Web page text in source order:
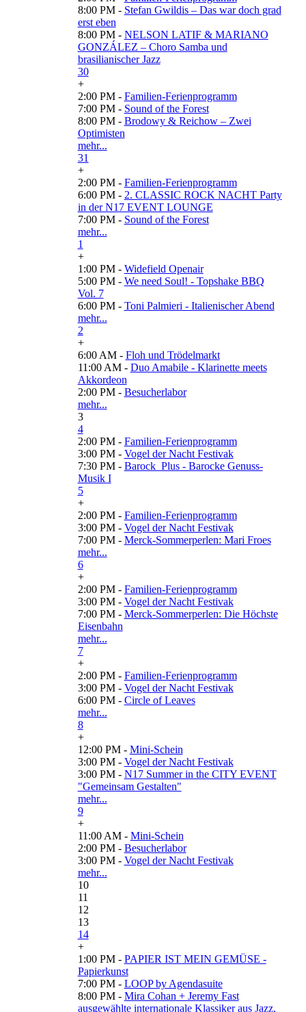
8:00 PM - Stefan Gwildis – Das war doch grad
erst eben
8:00 PM - NELSON LATIF & MARIANO
GONZÁLEZ – Choro Samba und
brasilianischer Jazz
30
+
2:00 PM - Familien-Ferienprogramm
7:00 PM - Sound of the Forest
8:00 PM - Brodowy & Reichow – Zwei
Optimisten
mehr...
31
+
2:00 PM - Familien-Ferienprogramm
6:00 PM - 2. CLASSIC ROCK NACHT Party
in der N17 EVENT LOUNGE
7:00 PM - Sound of the Forest
mehr...
1
+
1:00 PM - Widefield Openair
5:00 PM - We need Soul! - Topshake BBQ
Vol. 7
6:00 PM - Toni Palmieri - Italienischer Abend
mehr...
2
+
6:00 AM - Floh und Trödelmarkt
11:00 AM - Duo Amabile - Klarinette meets
Akkordeon
2:00 PM - Besucherlabor
mehr...
3
4
2:00 PM - Familien-Ferienprogramm
3:00 PM - Vogel der Nacht Festivak
7:30 PM - Barock_Plus - Barocke Genuss-
Musik I
5
+
2:00 PM - Familien-Ferienprogramm
3:00 PM - Vogel der Nacht Festivak
7:00 PM - Merck-Sommerperlen: Mari Froes
mehr...
6
+
2:00 PM - Familien-Ferienprogramm
3:00 PM - Vogel der Nacht Festivak
7:00 PM - Merck-Sommerperlen: Die Höchste
Eisenbahn
mehr...
7
+
2:00 PM - Familien-Ferienprogramm
3:00 PM - Vogel der Nacht Festivak
6:00 PM - Circle of Leaves
mehr...
8
+
12:00 PM - Mini-Schein
3:00 PM - Vogel der Nacht Festivak
3:00 PM - N17 Summer in the CITY EVENT
"Gemeinsam Gestalten"
mehr...
9
+
11:00 AM - Mini-Schein
2:00 PM - Besucherlabor
3:00 PM - Vogel der Nacht Festivak
mehr...
10
11
12
13
14
+
1:00 PM - PAPIER IST MEIN GEMÜSE -
Papierkunst
7:00 PM - LOOP by Agendasuite
8:00 PM - Mira Cohan + Jeremy Fast
ausgewählte internationale Klassiker aus Jazz,